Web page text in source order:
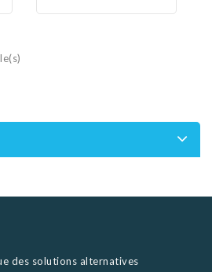
des solutions alternatives